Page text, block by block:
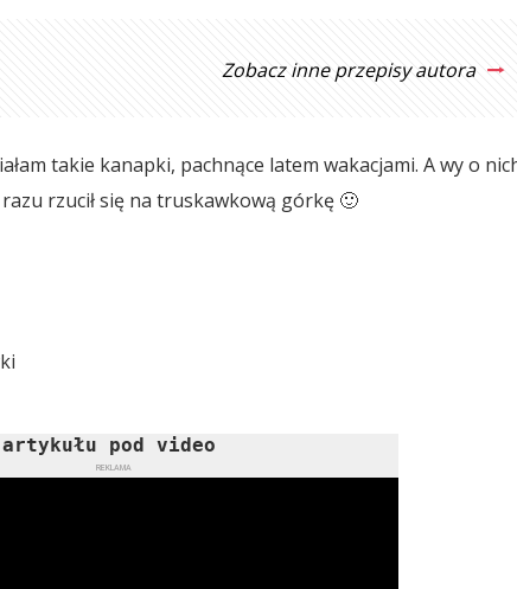
Zobacz inne przepisy autora
takie kanapki, pachnące latem wakacjami. A wy o
rzucił się na truskawkową górkę 🙂
pod video
REKLAMA